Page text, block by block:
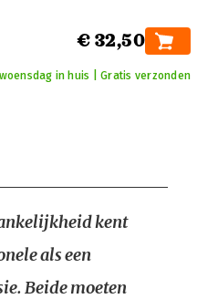
€ 32,50
in huis | Gratis verzonden
kent
als een
Beide moeten